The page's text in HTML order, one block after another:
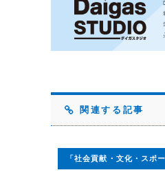
関連する記事
「社会貢献・文化・スポ